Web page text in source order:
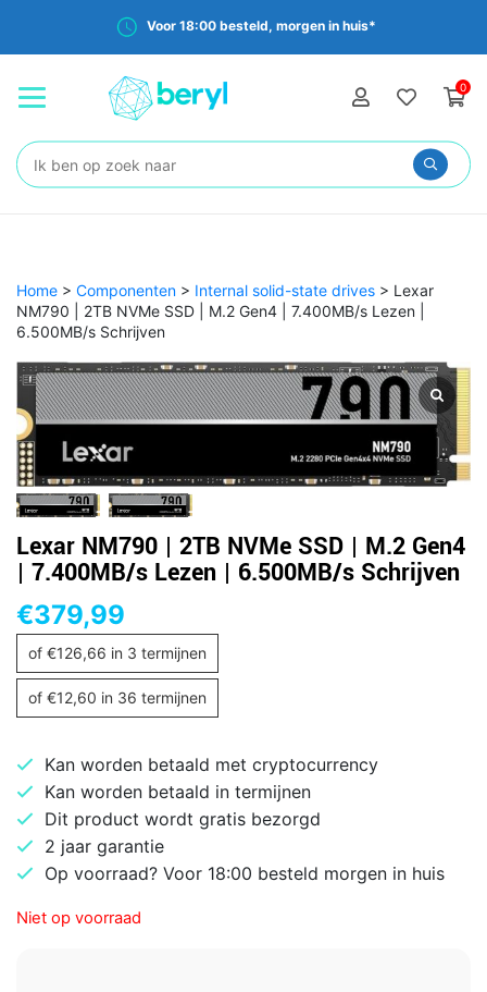
Voor 18:00 besteld, morgen in huis*
0
Zoeken:
Home > Componenten > Internal solid-state drives > Lexar
NM790 | 2TB NVMe SSD | M.2 Gen4 | 7.400MB/s Lezen |
6.500MB/s Schrijven
Lexar NM790 | 2TB NVMe SSD | M.2 Gen4
| 7.400MB/s Lezen | 6.500MB/s Schrijven
€379,99
of €126,66 in 3 termijnen
of €12,60 in 36 termijnen
Kan worden betaald met cryptocurrency
Kan worden betaald in termijnen
Dit product wordt gratis bezorgd
2 jaar garantie
Op voorraad? Voor 18:00 besteld morgen in huis
Niet op voorraad